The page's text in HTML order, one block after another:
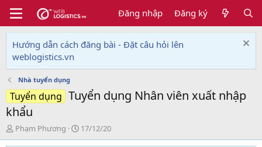
Đăng nhập Đăng ký
Hướng dẫn cách đăng bài - Đặt câu hỏi lên
weblogistics.vn
Nhà tuyển dụng
Tuyển dụng Tuyển dụng Nhân viên xuất nhập
khẩu
T
h
Phạm Phương
N
g
17/12/20